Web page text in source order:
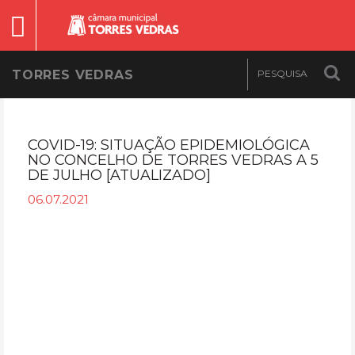
TORRES VEDRAS
COVID-19: SITUAÇÃO EPIDEMIOLÓGICA
NO CONCELHO DE TORRES VEDRAS A 5
DE JULHO [ATUALIZADO]
06.07.2021